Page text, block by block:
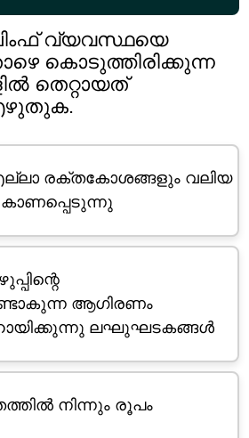
വ്യവസ്ഥയെ
കൊടുത്തിരിക്കുന്ന
തെറ്റായത്
എഴുതുക.
രക്തകോശങ്ങളും വലിയ
കാണപ്പെടുന്നു
ആഗിരണം
ലഘുഘടകങ്ങൾ
നിന്നും രൂപം